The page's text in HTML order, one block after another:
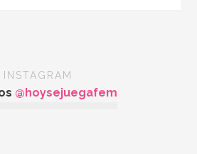
INSTAGRAM
@hoysejuegafem